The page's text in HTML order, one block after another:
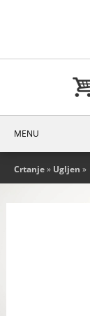
MENU
Crtanje» Ugljen »